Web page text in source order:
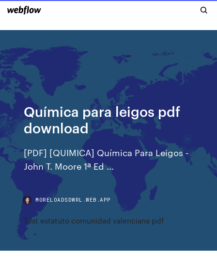
Química para leigos pdf
download
[PDF] [QUIMICA] Química Para Leigos -
John T. Moore 1ª Ed ...
MORELOADSDWRL.WEB.APP
Test estatuto comunidad valenciana pdf